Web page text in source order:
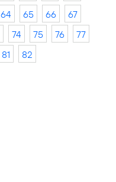
64 65 66
67
74 75 76
77
81 82